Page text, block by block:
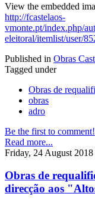
View the embedded
http://fcastelaos-
vmonte.pt/index.php/
eleitoral/itemlist/user/
Published in Obras
Tagged under
Obras de
obras
adro
Be the first to comment!
Read more...
Friday, 24 August
Obras de
direcção aos